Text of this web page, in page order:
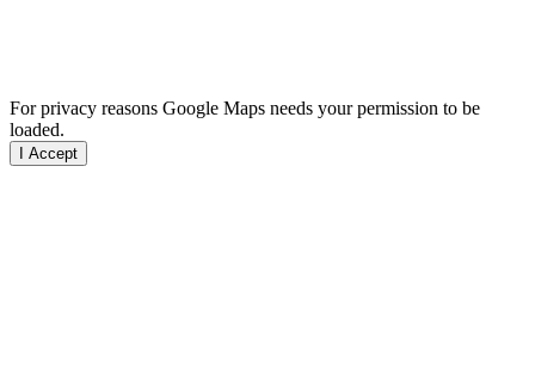
For privacy reasons Google Maps needs your permission to be
loaded.
I Accept